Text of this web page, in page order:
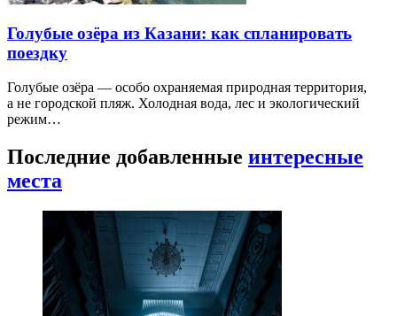
Голубые озёра из Казани: как спланировать
поездку
Голубые озёра — особо охраняемая природная территория,
а не городской пляж. Холодная вода, лес и экологический
режим…
Последние добавленные интересные
места